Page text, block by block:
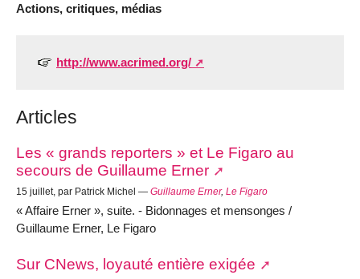
Actions, critiques, médias
http://www.acrimed.org/
Articles
Les « grands reporters » et Le Figaro au
secours de Guillaume Erner
15 juillet, par Patrick Michel — Guillaume Erner, Le Figaro
« Affaire Erner », suite. - Bidonnages et mensonges /
Guillaume Erner, Le Figaro
Sur CNews, loyauté entière exigée